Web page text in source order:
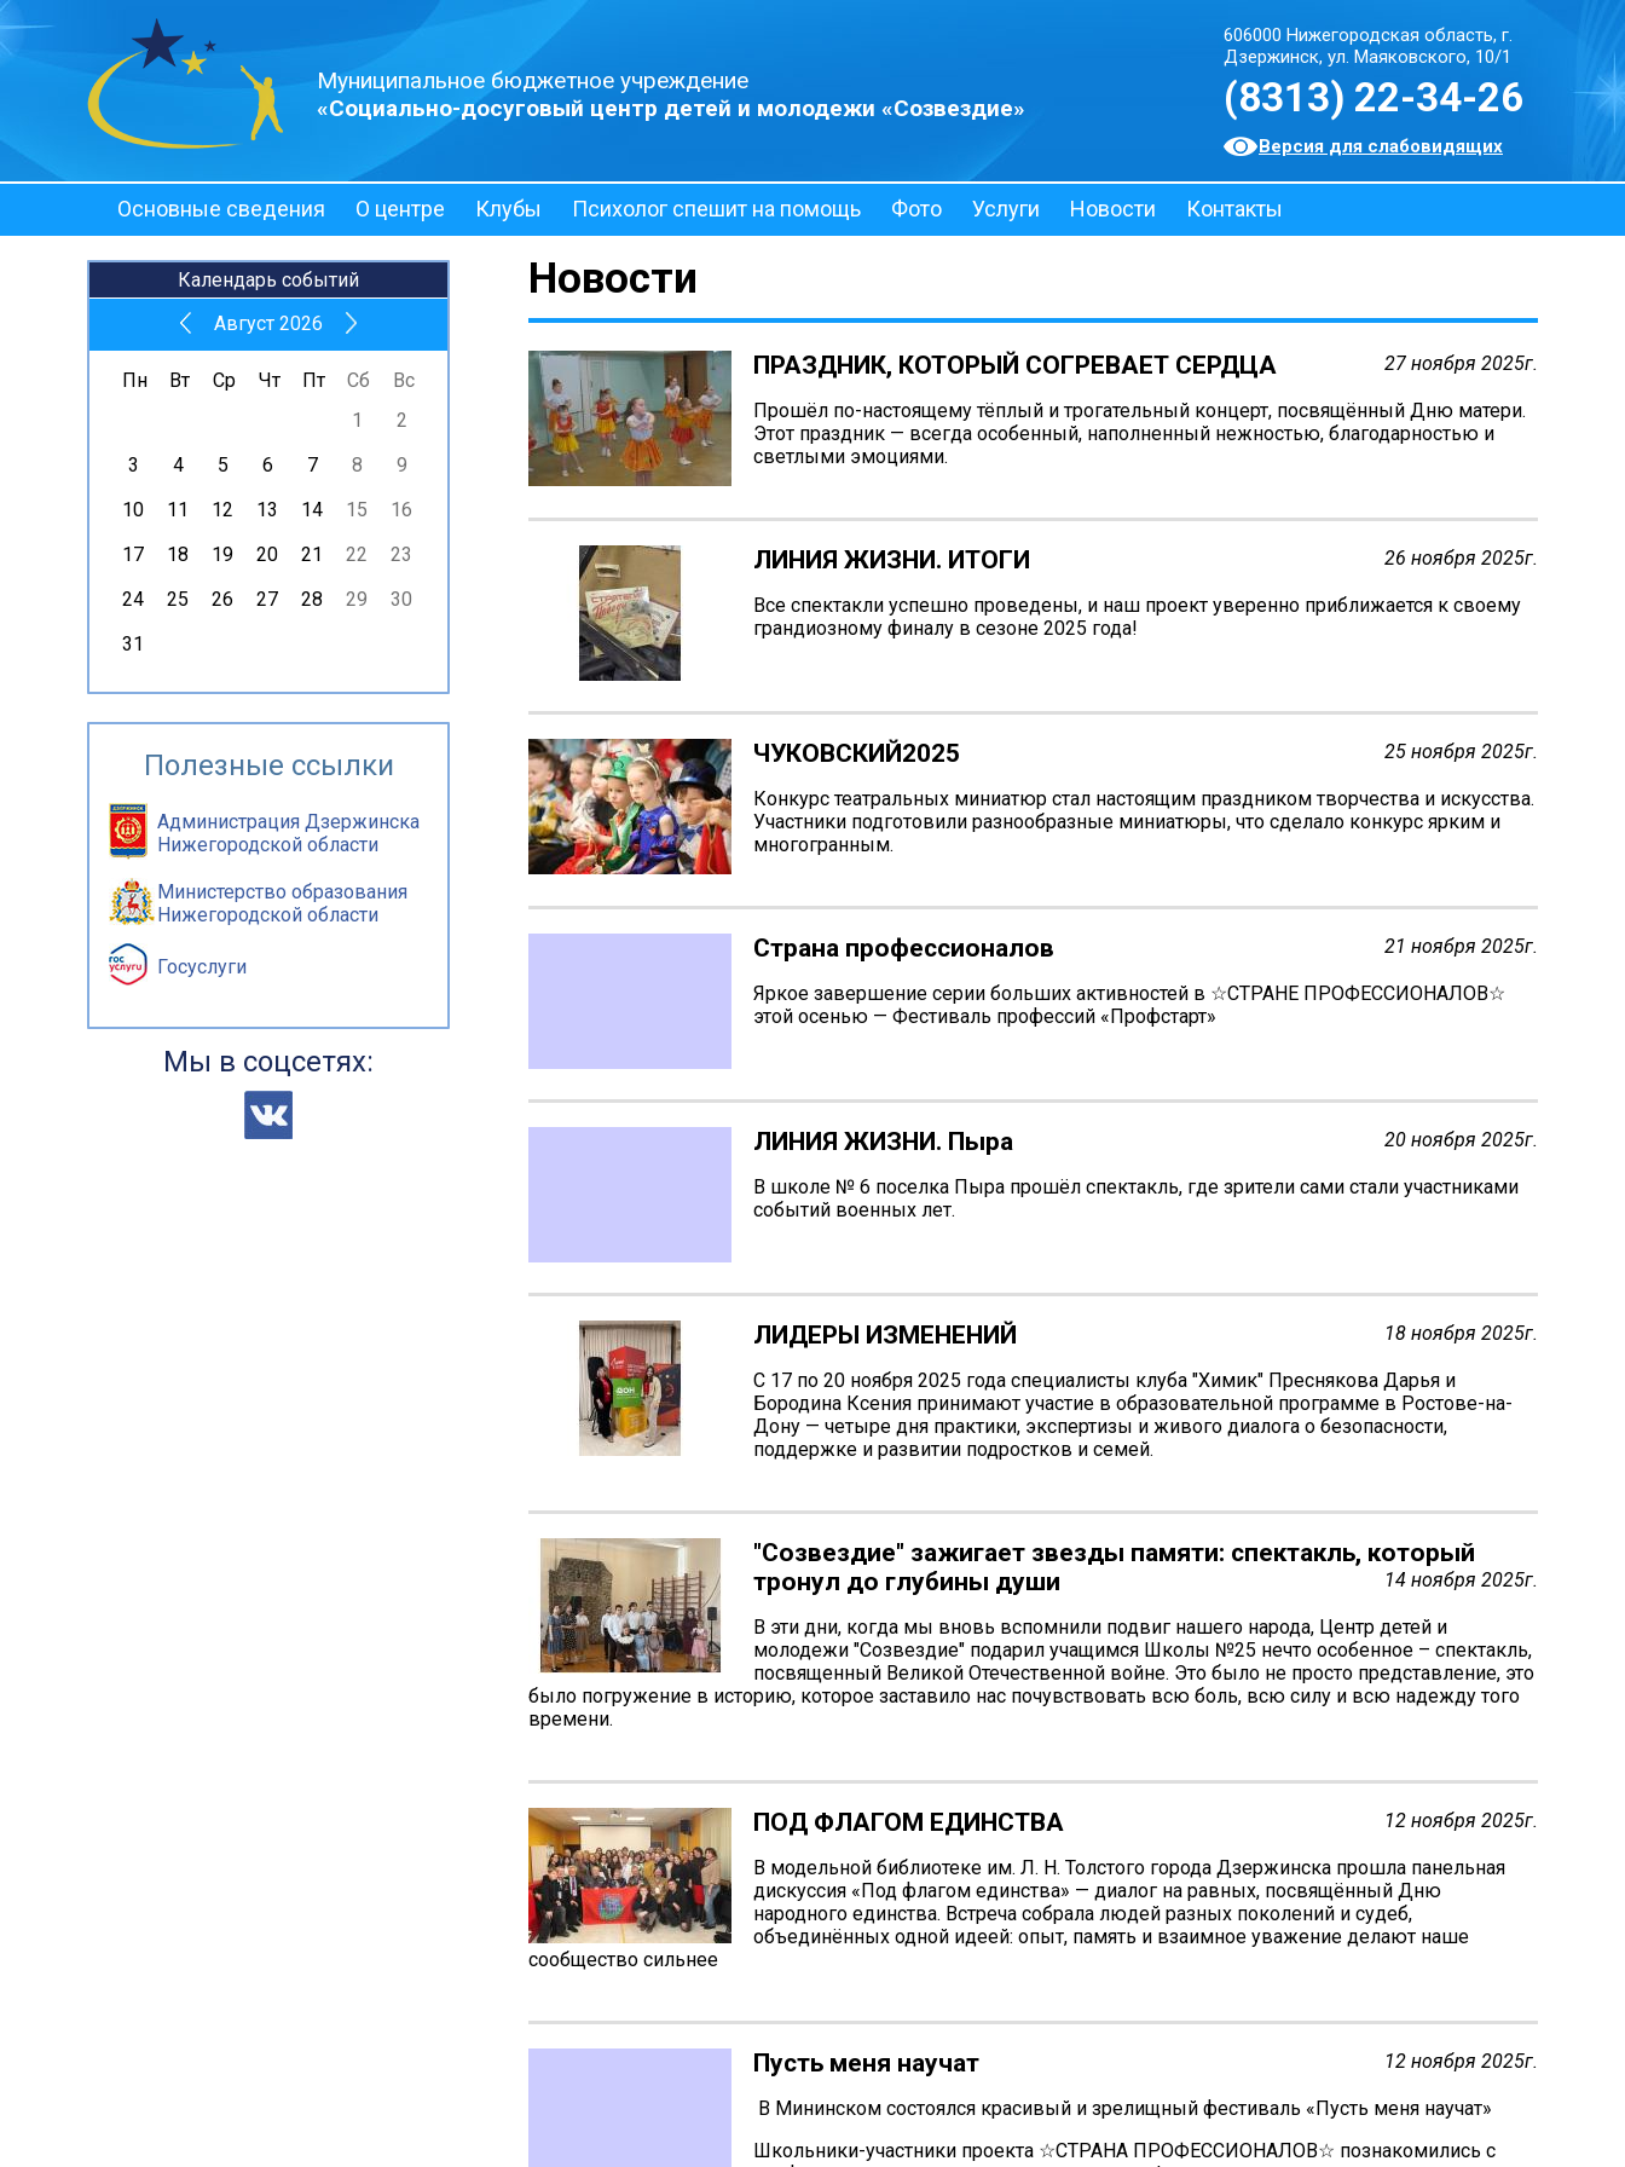
Муниципальное бюджетное учреждение
«Социально-досуговый центр детей и молодежи «Созвездие»
606000 Нижегородская область, г.
Дзержинск, ул. Маяковского, 10/1
(8313) 22-34-26
Версия для слабовидящих
Основные сведения О центре Клубы Психолог спешит на помощь Фото Услуги Новости
Контакты
Календарь событий
Август 2026
Пн Вт Ср Чт Пт Сб
Вс
1
2
3
4 5 6 7 8
9
10
11 12 13 14 15
16
17
18 19 20 21 22
23
24
25 26 27 28 29
30
31
Полезные ссылки
Администрация Дзержинска
Нижегородской области
Министерство образования
Нижегородской области
Госуслуги
Мы в соцсетях:
Новости
ПРАЗДНИК, КОТОРЫЙ СОГРЕВАЕТ СЕРДЦА 27 ноября 2025г.
Прошёл по-настоящему тёплый и трогательный концерт, посвящённый Дню матери.
Этот праздник — всегда особенный, наполненный нежностью, благодарностью и
светлыми эмоциями.
ЛИНИЯ ЖИЗНИ. ИТОГИ 26 ноября 2025г.
Все спектакли успешно проведены, и наш проект уверенно приближается к своему
грандиозному финалу в сезоне 2025 года!
ЧУКОВСКИЙ2025 25 ноября 2025г.
Конкурс театральных миниатюр стал настоящим праздником творчества и искусства.
Участники подготовили разнообразные миниатюры, что сделало конкурс ярким и
многогранным.
Страна профессионалов 21 ноября 2025г.
Яркое завершение серии больших активностей в ☆СТРАНЕ ПРОФЕССИОНАЛОВ☆
этой осенью — Фестиваль профессий «Профстарт»
ЛИНИЯ ЖИЗНИ. Пыра 20 ноября 2025г.
В школе № 6 поселка Пыра прошёл спектакль, где зрители сами стали участниками
событий военных лет.
ЛИДЕРЫ ИЗМЕНЕНИЙ 18 ноября 2025г.
С 17 по 20 ноября 2025 года специалисты клуба "Химик" Преснякова Дарья и
Бородина Ксения принимают участие в образовательной программе в Ростове-на-
Дону — четыре дня практики, экспертизы и живого диалога о безопасности,
поддержке и развитии подростков и семей.
"Созвездие" зажигает звезды памяти: спектакль, который
тронул до глубины души
14 ноября 2025г.
В эти дни, когда мы вновь вспомнили подвиг нашего народа, Центр детей и
молодежи "Созвездие" подарил учащимся Школы №25 нечто особенное – спектакль,
посвященный Великой Отечественной войне. Это было не просто представление, это
было погружение в историю, которое заставило нас почувствовать всю боль, всю силу и всю надежду того
времени.
ПОД ФЛАГОМ ЕДИНСТВА 12 ноября 2025г.
В модельной библиотеке им. Л. Н. Толстого города Дзержинска прошла панельная
дискуссия «Под флагом единства» — диалог на равных, посвящённый Дню
народного единства. Встреча собрала людей разных поколений и судеб,
объединённых одной идеей: опыт, память и взаимное уважение делают наше
сообщество сильнее
Пусть меня научат 12 ноября 2025г.
В Мининском состоялся красивый и зрелищный фестиваль «Пусть меня научат»
Школьники-участники проекта ☆СТРАНА ПРОФЕССИОНАЛОВ☆ познакомились с